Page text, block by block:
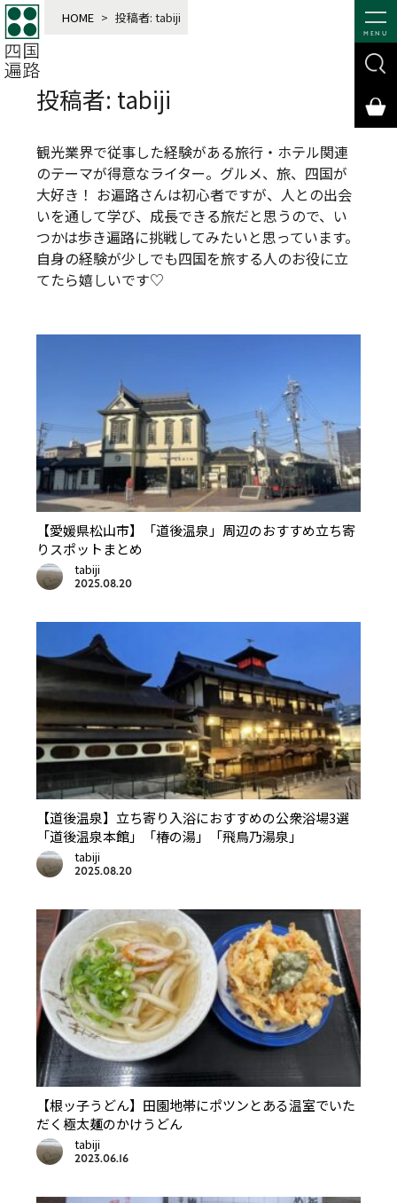
MENU
HOME > 投稿者: tabiji
投稿者: tabiji
観光業界で従事した経験がある旅行・ホテル関連
のテーマが得意なライター。グルメ、旅、四国が
大好き！ お遍路さんは初心者ですが、人との出会
いを通して学び、成長できる旅だと思うので、い
つかは歩き遍路に挑戦してみたいと思っています。
自身の経験が少しでも四国を旅する人のお役に立
てたら嬉しいです♡
【愛媛県松山市】「道後温泉」周辺のおすすめ立ち寄
りスポットまとめ
tabiji
2025.08.20
【道後温泉】立ち寄り入浴におすすめの公衆浴場3選
「道後温泉本館」「椿の湯」「飛鳥乃湯泉」
tabiji
2025.08.20
【根ッ子うどん】田園地帯にポツンとある温室でいた
だく極太麺のかけうどん
tabiji
2023.06.16